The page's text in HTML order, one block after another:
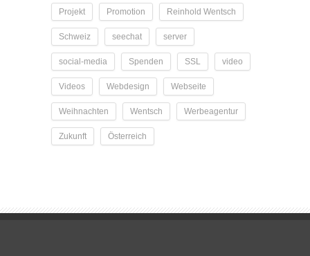
Projekt Promotion Reinhold Wentsch
Schweiz seechat server
social-media Spenden SSL video
Videos Webdesign Webseite
Weihnachten Wentsch Werbeagentur
Zukunft Österreich